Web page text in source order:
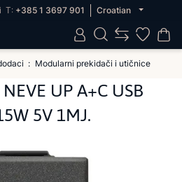
T: +385 1 3697 901 Croatian
Modularni prekidači i utičnice
UP A+C USB
5V 1MJ.